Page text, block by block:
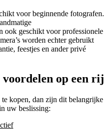
voor beginnende fotografen.
ook geschikt voor professionele
worden echter gebruikt
feestjes en ander privé
op een rij
kopen, dan zijn dit belangrijke
uw beslissing: